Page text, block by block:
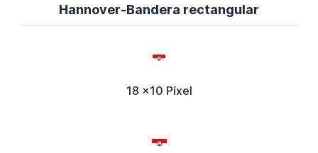
Hannover-Bandera rectangular
18 x10 Píxel